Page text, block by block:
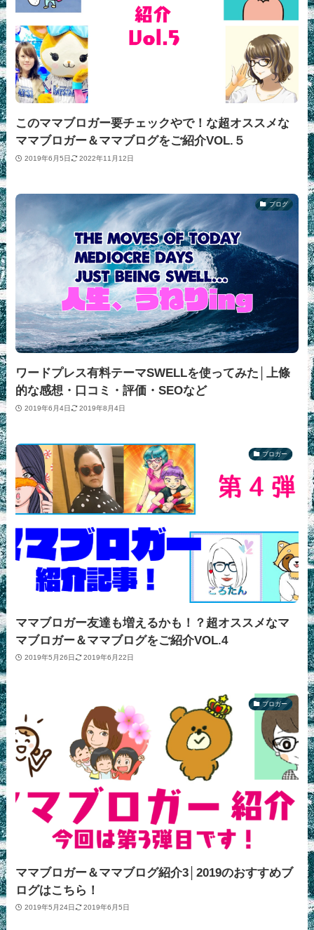
このママブロガー要チェックやで！な超オススメな
ママブロガー＆ママブログをご紹介VOL.５
2019年6月5日 2022年11月12日
ブログ
ワードプレス有料テーマSWELLを使ってみた│上條
的な感想・口コミ・評価・SEOなど
2019年6月4日 2019年8月4日
ブロガー
ママブロガー友達も増えるかも！？超オススメなマ
マブロガー＆ママブログをご紹介VOL.4
2019年5月26日 2019年6月22日
ブロガー
ママブロガー＆ママブログ紹介3│2019のおすすめブ
ログはこちら！
2019年5月24日 2019年6月5日